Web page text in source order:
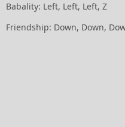
Babality: Left, Left, Left, Z
Friendship: Down, Down,